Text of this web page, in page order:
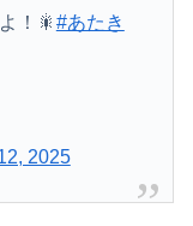
！🎇 #あたき
2025